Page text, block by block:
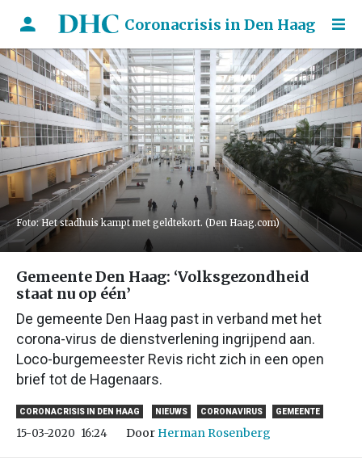
Coronacrisis in Den Haag
Foto: Het stadhuis kampt met geldtekort. (Den Haag.com)
Gemeente Den Haag: ‘Volksgezondheid
staat nu op één’
De gemeente Den Haag past in verband met het
corona-virus de dienstverlening ingrijpend aan.
Loco-burgemeester Revis richt zich in een open
brief tot de Hagenaars.
CORONACRISIS IN DEN HAAG NIEUWS CORONAVIRUS GEMEENTE
15-03-2020 16:24 Door Herman Rosenberg